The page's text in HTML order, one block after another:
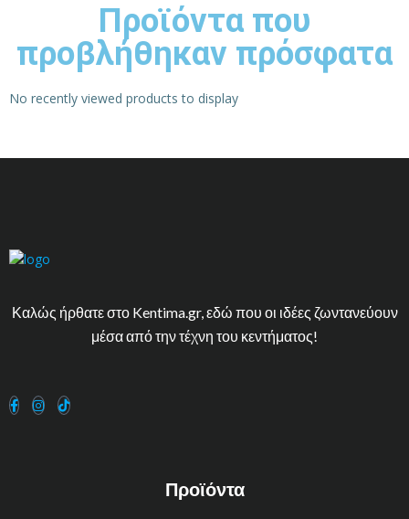
Προϊόντα που
προβλήθηκαν πρόσφατα
No recently viewed products to display
Καλώς ήρθατε στο Kentima.gr, εδώ που οι ιδέες ζωντανεύουν
μέσα από την τέχνη του κεντήματος!
Προϊόντα